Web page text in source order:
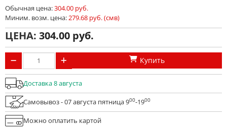
Обычная цена:304.00 руб.
Миним. возм. цена:279.68 руб. (смв)
ЦЕНА: 304.00
Купить
Доставка 8 августа
Самовывоз - 07 августа пятница 900-1900
Можно оплатить картой